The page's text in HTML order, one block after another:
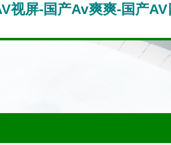
视屏-国产Av爽爽-国产